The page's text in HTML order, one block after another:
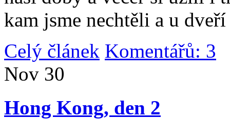
kam jsme nechtěli a u
Celý článek Komentářů: 3
Nov 30
Hong Kong, den 2